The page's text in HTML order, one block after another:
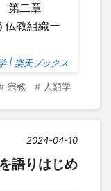
第二章
仏教組織ー
| 楽天ブックス
宗教 人類学
2024-04-10
語りはじめ